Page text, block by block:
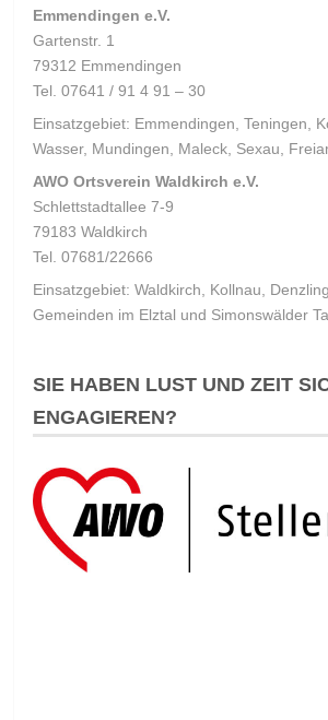
Emmendingen e.V.
Gartenstr. 1
79312 Emmendingen
Tel. 07641 / 91 4 91 – 30
Einsatzgebiet: Emmendingen, Teningen,
Wasser, Mundingen, Maleck, Sexau,
AWO Ortsverein Waldkirch e.V.
Schlettstadtallee 7-9
79183 Waldkirch
Tel. 07681/22666
Einsatzgebiet: Waldkirch, Kollnau,
Gemeinden im Elztal und Simonswälder
SIE HABEN LUST UND ZEIT
ENGAGIEREN?